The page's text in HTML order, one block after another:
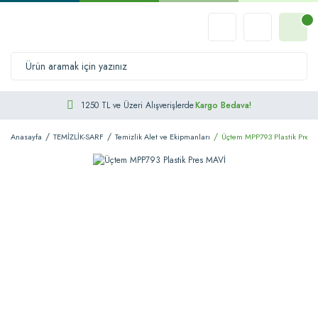
1250 TL ve Üzeri AlışverişlerdeKargo Bedava!
Anasayfa TEMİZLİK-SARF Temizlik Alet ve Ekipmanları Üçtem MPP793 Plastik Pres